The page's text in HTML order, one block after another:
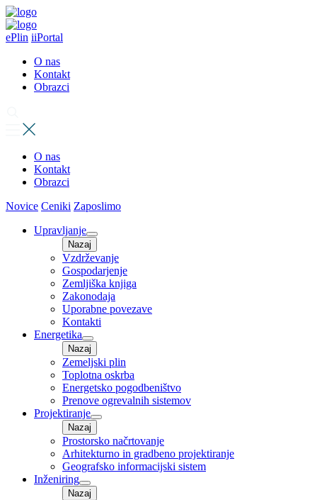
ePlin iiPortal
O nas
Kontakt
Obrazci
O nas
Kontakt
Obrazci
Novice Ceniki Zaposlimo
Upravljanje
Nazaj
Vzdrževanje
Gospodarjenje
Zemljiška knjiga
Zakonodaja
Uporabne povezave
Kontakti
Energetika
Nazaj
Zemeljski plin
Toplotna oskrba
Energetsko pogodbeništvo
Prenove ogrevalnih sistemov
Projektiranje
Nazaj
Prostorsko načrtovanje
Arhitekturno in gradbeno projektiranje
Geografsko informacijski sistem
Inženiring
Nazaj